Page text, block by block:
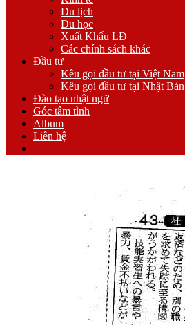
Du lịch
Du học
Xuất Khẩu LĐ
Các chính sách khác
Đầu tư
Kêu gọi đầu tư tại Việt Nam
Kêu gọi đầu tư tại Nhật Bản
Đào tạo nhật ngữ
Góc tâm tình
Album
Liên hệ